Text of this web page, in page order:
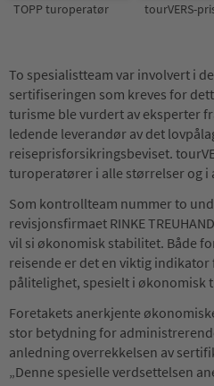
TOPP turoperatør tourVERS-
To spesialistteam var involvert i
sertifiseringen som kreves for
turisme ble vurdert av eksperter
ledende leverandør av det
reiseprisforsikringsbeviset.
turoperatører i alle størrelser og i
Som kontrollteam nummer to
revisjonsfirmaet RINKE
vil si økonomisk stabilitet. Både
reisende er det en viktig
pålitelighet, spesielt i økonomisk
Foretakets anerkjente
stor betydning for
anledning overrekkelsen av
„Denne spesielle verdsettelsen